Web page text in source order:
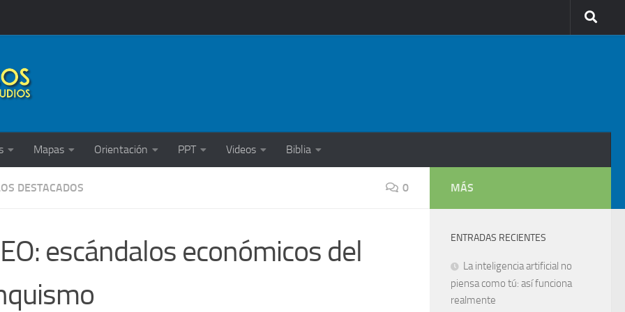
Mapas Orientación PPT Videos Biblia
DESTACADOS 0
escándalos económicos del
MÁS
ENTRADAS RECIENTES
La inteligencia artificial no
piensa como tú: así funciona
realmente